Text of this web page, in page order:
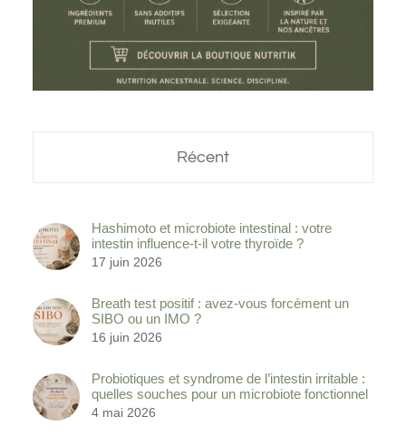
Récent
Hashimoto et microbiote intestinal : votre
intestin influence-t-il votre thyroïde ?
17 juin 2026
Breath test positif : avez-vous forcément un
SIBO ou un IMO ?
16 juin 2026
Probiotiques et syndrome de l’intestin irritable :
quelles souches pour un microbiote fonctionnel
4 mai 2026